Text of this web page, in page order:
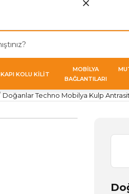
KAPI KOLU KİLİT
MOBİLYA
BAĞLANTILARI
Doğanlar Techno Mobilya Kulp